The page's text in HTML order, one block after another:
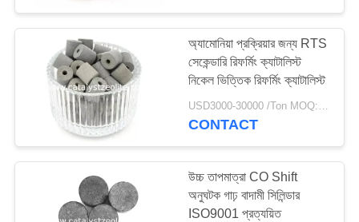
মামলা
PRIVACY
POLICY
SAPO-34 জেওলাইট
17
অ্যামোনিয়া প্রক্রিয়ার জন্য RTS
সেকেন্ডারি রিফর্মিং ক্যাটালিস্ট
নিকেল ভিত্তিক রিফর্মিং ক্যাটালিস্ট
CONTACT
উচ্চ তাপমাত্রা CO Shift
অনুঘটক গাঢ় বাদামী সিলিন্ডার
ISO9001 প্রত্যয়িত